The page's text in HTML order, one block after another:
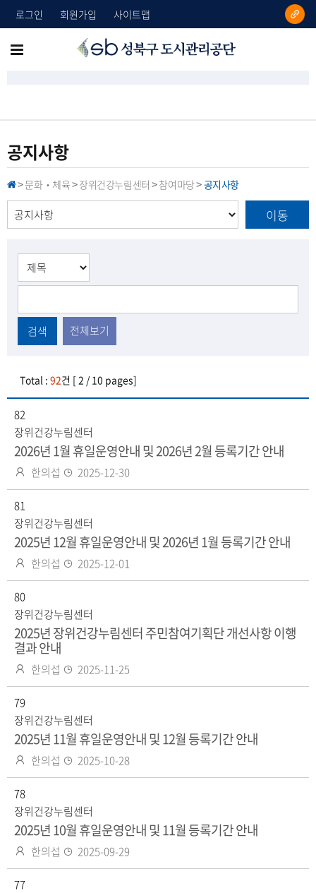
로그인 회원가입 사이트맵
리
공
단
메
보
기
공지사항
H
M
> 문화‧체육> 장위건강누림센터 >참여마당>공지사항
이동
검색 전체보기
Total : 92건 [ 2 / 10 pages]
82
장위건강누림센터
2026년 1월 휴일운영안내 및 2026년 2월 등록기간 안내
작
성
한의섭
등
록
2025-12-30
81
장위건강누림센터
2025년 12월 휴일운영안내 및 2026년 1월 등록기간 안내
작
성
한의섭
등
록
2025-12-01
80
장위건강누림센터
2025년 장위건강누림센터 주민참여기획단 개선사항 이행
결과 안내
작
성
한의섭
등
록
2025-11-25
79
장위건강누림센터
2025년 11월 휴일운영안내 및 12월 등록기간 안내
작
성
한의섭
등
록
2025-10-28
78
장위건강누림센터
2025년 10월 휴일운영안내 및 11월 등록기간 안내
작
성
한의섭
등
록
2025-09-29
77